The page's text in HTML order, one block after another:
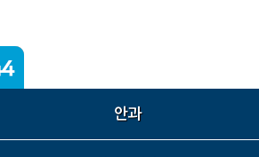
안과